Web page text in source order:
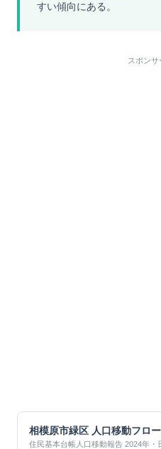
すい傾向にある。
スポンサ
相模原市緑区 人口移動フロー
住民基本台帳人口移動報告 2024年・